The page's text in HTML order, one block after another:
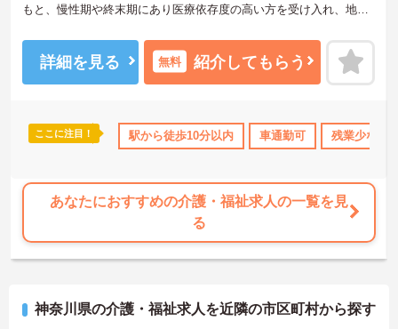
住宅手当・補助 託児所・育児補助 無資格OK 年間休日
もと、慢性期や終末期にあり医療依存度の高い方を受け入れ、地域
護師が24時間常駐しています。急変時の対応や医療行為は看護師が
担当するため、初任者研修や実務者研修の方も食事介助や入浴介助
などの生活を支えるケアに専念できる環境です。多職種で情報を共
なるほか、月平均の残業時間も5時間から7時間程度とかなり少なめ
です。常勤スタッフの比率が90パーセントを超えているため急な勤
に合わせた個別のOJT研修が実施されます。eラーニングも導入され
ており、多職種と連携しながら専門性を着実に深めていける環境が
★おすすめPOINT★
実施し、ｅラーニングを用いた学習の機会も提供されます
詳細を見る 無料 紹介してもらう
ここに注目！ 駅から徒歩10分以内 車通勤可 残業少なめ
あなたにおすすめの介護・福祉求人の一覧を見
る
神奈川県の介護・福祉求人を近隣の市区町村から探す